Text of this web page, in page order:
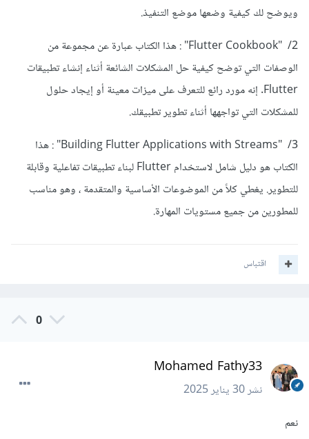
ويوضح لك كيفية وضعها موضع التنفيذ.
2/ "Flutter Cookbook" : هذا الكتاب عبارة عن مجموعة من
الوصفات التي توضح كيفية حل المشكلات الشائعة أثناء إنشاء تطبيقات
Flutter. إنه مورد رائع للتعرف على ميزات معينة أو إيجاد حلول
للمشكلات التي تواجهها أثناء تطوير تطبيقك.
3/ "Building Flutter Applications with Streams" : هذا
الكتاب هو دليل شامل لاستخدام Flutter لبناء تطبيقات تفاعلية وقابلة
للتطوير. يغطي كلاً من الموضوعات الأساسية والمتقدمة ، وهو مناسب
للمطورين من جميع مستويات المهارة.
اقتباس
0
Mohamed Fathy33
نشر30 يناير 2025
نعم